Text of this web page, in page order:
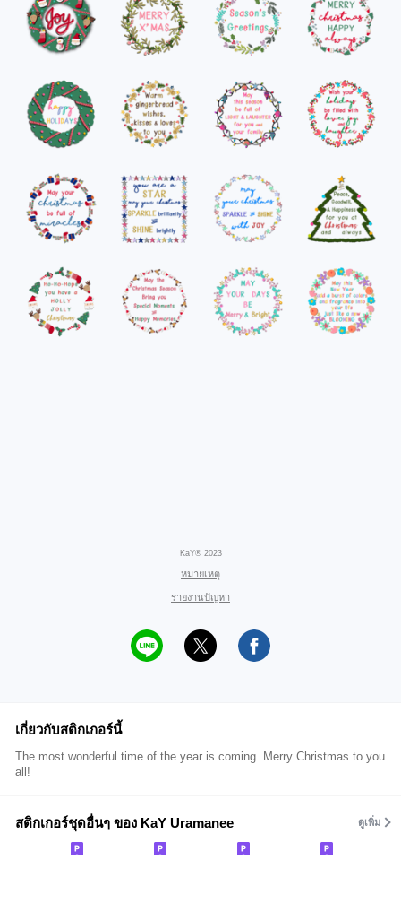
KaY® 2023
หมายเหตุ
รายงานปัญหา
เกี่ยวกับสติกเกอร์นี้
The most wonderful time of the year is coming. Merry Christmas to you
all!
สติกเกอร์ชุดอื่นๆ ของ KaY Uramanee ดูเพิ่ม